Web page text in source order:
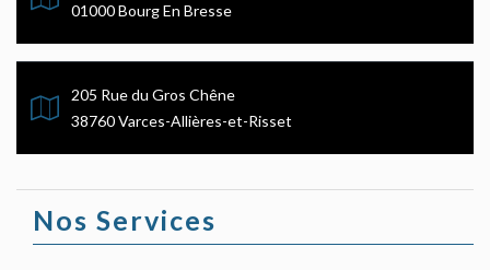
01000 Bourg En Bresse
205 Rue du Gros Chêne
38760 Varces-Allières-et-Risset
Nos Services